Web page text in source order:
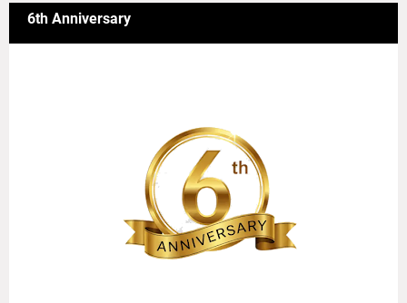
6th Anniversary